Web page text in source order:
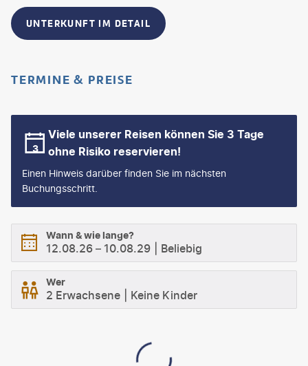
UNTERKUNFT IM DETAIL
TERMINE & PREISE
Viele unserer Reisen können Sie 3 Tage
ohne Risiko reservieren!
Einen Hinweis darüber finden Sie im nächsten
Buchungsschritt.
Wann & wie lange?
12.08.26 – 10.08.29 Beliebig
Wer
2 Erwachsene Keine Kinder